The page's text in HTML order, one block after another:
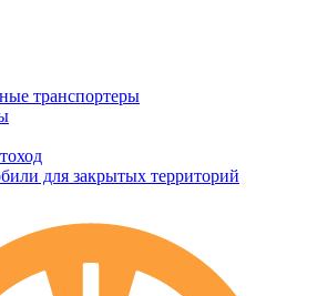
транспортеры
для закрытых территорий